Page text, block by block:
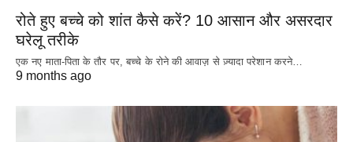
रोते हुए बच्चे को शांत कैसे करें? 10 आसान और असरदार
घरेलू तरीके
एक नए माता-पिता के तौर पर, बच्चे के रोने की आवाज़ से ज़्यादा परेशान करने…
9 months ago